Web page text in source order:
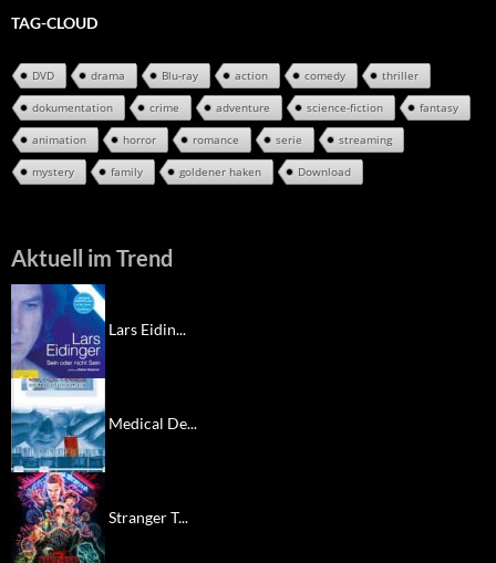
TAG-CLOUD
DVD drama Blu-ray action comedy thriller
dokumentation crime adventure science-fiction fantasy
animation horror romance serie streaming
mystery family goldener haken Download
Aktuell im Trend
Lars Eidin...
Medical De...
Stranger T...